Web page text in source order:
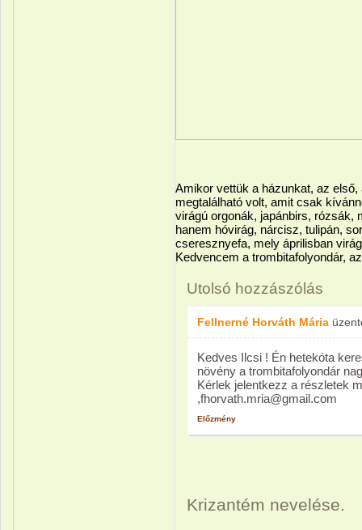
Amikor vettük a házunkat, az
megtalálható volt, amit csak
virágú orgonák, japánbirs, rózsák,
hanem hóvirág, nárcisz, tulipán,
cseresznyefa, mely áprilisban
Kedvencem a trombitafolyondár,
Utolsó hozzászólás
Fellnerné Horváth Mária
Kedves Ilcsi ! Én hetekóta
növény a trombitafolyondár
Kérlek jelentkezz a részletek
,fhorvath.mria@gmail.com
Előzmény
Krizantém nevelése.